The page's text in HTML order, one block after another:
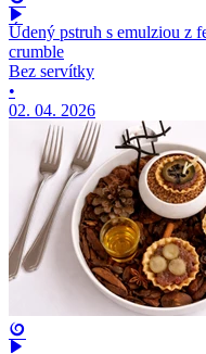
Údený pstruh s emulziou z
crumble
Bez servítky
•
02. 04. 2026